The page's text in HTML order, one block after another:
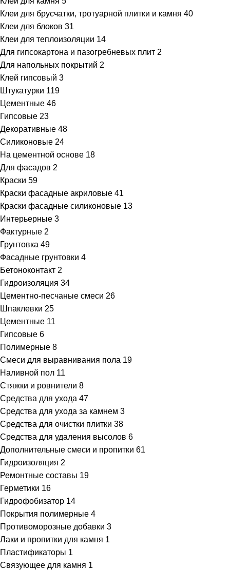
Клеи для брусчатки, тротуарной плитки и камня 40
Клеи для блоков 31
Клеи для теплоизоляции 14
Для гипсокартона и пазогребневых плит 2
Для напольных покрытий 2
Клей гипсовый 3
Штукатурки 119
Цементные 46
Гипсовые 23
Декоративные 48
Силиконовые 24
На цементной основе 18
Для фасадов 2
Краски 59
Краски фасадные акриловые 41
Краски фасадные силиконовые 13
Интерьерные 3
Фактурные 2
Грунтовка 49
Фасадные грунтовки 4
Бетоноконтакт 2
Гидроизоляция 34
Цементно-песчаные смеси 26
Шпаклевки 25
Цементные 11
Гипсовые 6
Полимерные 8
Смеси для выравнивания пола 19
Наливной пол 11
Стяжки и ровнители 8
Средства для ухода 47
Средства для ухода за камнем 3
Средства для очистки плитки 38
Средства для удаления высолов 6
Дополнительные смеси и пропитки 61
Гидроизоляция 2
Ремонтные составы 19
Герметики 16
Гидрофобизатор 14
Покрытия полимерные 4
Противоморозные добавки 3
Лаки и пропитки для камня 1
Пластификаторы 1
Связующее для камня 1